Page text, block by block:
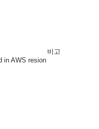
비고
in AWS resion